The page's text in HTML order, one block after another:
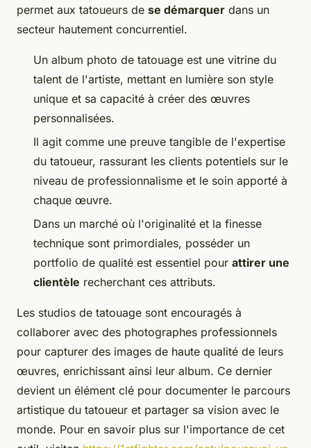
permet aux tatoueurs de se démarquer dans un
secteur hautement concurrentiel.
Un album photo de tatouage est une vitrine du
talent de l'artiste, mettant en lumière son style
unique et sa capacité à créer des œuvres
personnalisées.
Il agit comme une preuve tangible de l'expertise
du tatoueur, rassurant les clients potentiels sur le
niveau de professionnalisme et le soin apporté à
chaque œuvre.
Dans un marché où l'originalité et la finesse
technique sont primordiales, posséder un
portfolio de qualité est essentiel pour attirer une
clientèle recherchant ces attributs.
Les studios de tatouage sont encouragés à
collaborer avec des photographes professionnels
pour capturer des images de haute qualité de leurs
œuvres, enrichissant ainsi leur album. Ce dernier
devient un élément clé pour documenter le parcours
artistique du tatoueur et partager sa vision avec le
monde. Pour en savoir plus sur l'importance de cet